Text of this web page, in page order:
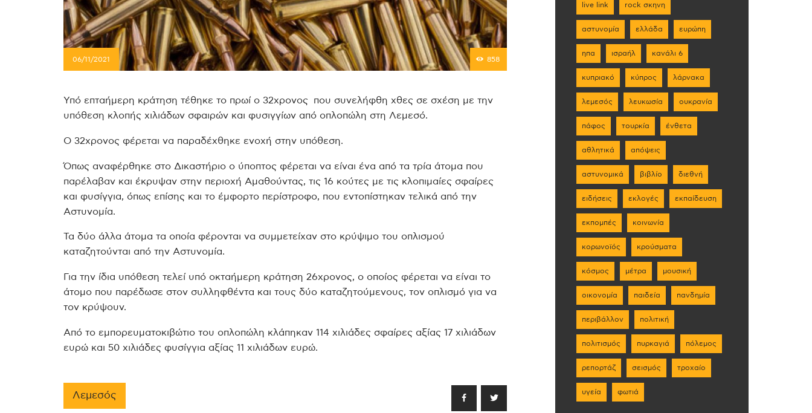
06/11/2021 858
Υπό επταήμερη κράτηση τέθηκε το πρωί ο 32χρονος που συνελήφθη χθες σε σχέση με την
υπόθεση κλοπής χιλιάδων σφαιρών και φυσιγγίων από οπλοπώλη στη Λεμεσό.
Ο 32χρονος φέρεται να παραδέχθηκε ενοχή στην υπόθεση.
Όπως αναφέρθηκε στο Δικαστήριο ο ύποπτος φέρεται να είναι ένα από τα τρία άτομα που
παρέλαβαν και έκρυψαν στην περιοχή Αμαθούντας, τις 16 κούτες με τις κλοπιμαίες σφαίρες
και φυσίγγια, όπως επίσης και το έμφορτο περίστροφο, που εντοπίστηκαν τελικά από την
Αστυνομία.
Τα δύο άλλα άτομα τα οποία φέρονται να συμμετείχαν στο κρύψιμο του οπλισμού
καταζητούνται από την Αστυνομία.
Για την ίδια υπόθεση τελεί υπό οκταήμερη κράτηση 26χρονος, ο οποίος φέρεται να είναι το
άτομο που παρέδωσε στον συλληφθέντα και τους δύο καταζητούμενους, τον οπλισμό για να
τον κρύψουν.
Από το εμπορευματοκιβώτιο του οπλοπώλη κλάπηκαν 114 χιλιάδες σφαίρες αξίας 17 χιλιάδων
ευρώ και 50 χιλιάδες φυσίγγια αξίας 11 χιλιάδων ευρώ.
Λεμεσός
live link rock σκηνη
αστυνομία ελλάδα ευρώπη
ηπα ισραήλ κανάλι 6
κυπριακό κύπρος λάρνακα
λεμεσός λευκωσία ουκρανία
πάφος τουρκία ένθετα
αθλητικά απόψεις
αστυνομικά βιβλίο διεθνή
ειδήσεις εκλογές εκπαίδευση
εκπομπές κοινωνία
κορωνοϊός κρούσματα
κόσμος μέτρα μουσική
οικονομία παιδεία πανδημία
περιβάλλον πολιτική
πολιτισμός πυρκαγιά πόλεμος
ρεπορτάζ σεισμός τροχαίο
υγεία φωτιά